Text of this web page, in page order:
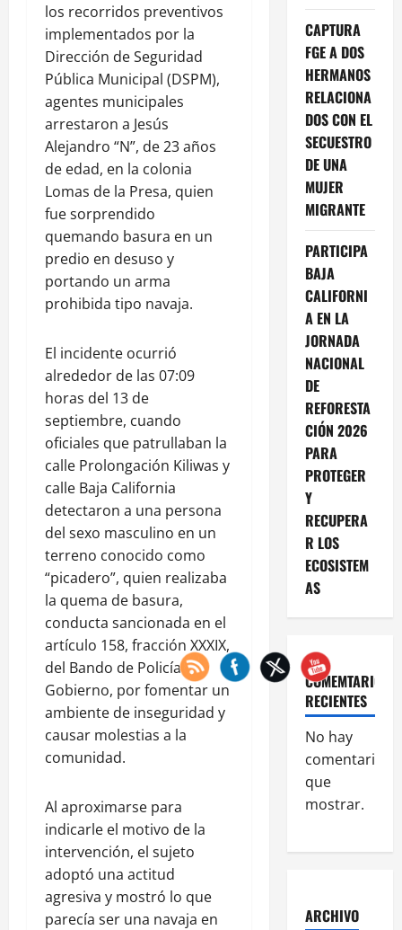
los recorridos preventivos
implementados por la
Dirección de Seguridad
Pública Municipal (DSPM),
agentes municipales
arrestaron a Jesús
Alejandro “N”, de 23 años
de edad, en la colonia
Lomas de la Presa, quien
fue sorprendido
quemando basura en un
predio en desuso y
portando un arma
prohibida tipo navaja.
El incidente ocurrió
alrededor de las 07:09
horas del 13 de
septiembre, cuando
oficiales que patrullaban la
calle Prolongación Kiliwas y
calle Baja California
detectaron a una persona
del sexo masculino en un
terreno conocido como
“picadero”, quien realizaba
la quema de basura,
conducta sancionada en el
artículo 158, fracción XXXIX,
del Bando de Policía y
Gobierno, por fomentar un
ambiente de inseguridad y
causar molestias a la
comunidad.
Al aproximarse para
indicarle el motivo de la
intervención, el sujeto
adoptó una actitud
agresiva y mostró lo que
parecía ser una navaja en
CAPTURA
FGE A DOS
HERMANOS
RELACIONA
DOS CON EL
SECUESTRO
DE UNA
MUJER
MIGRANTE
PARTICIPA
BAJA
CALIFORNI
A EN LA
JORNADA
NACIONAL
DE
REFORESTA
CIÓN 2026
PARA
PROTEGER
Y
RECUPERA
R LOS
ECOSISTEM
AS
COMEMTARIOS
RECIENTES
No hay
comentarios
que
mostrar.
ARCHIVO